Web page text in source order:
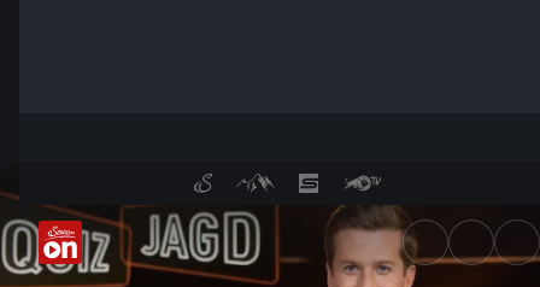
Quizjagd | Folge 33 -